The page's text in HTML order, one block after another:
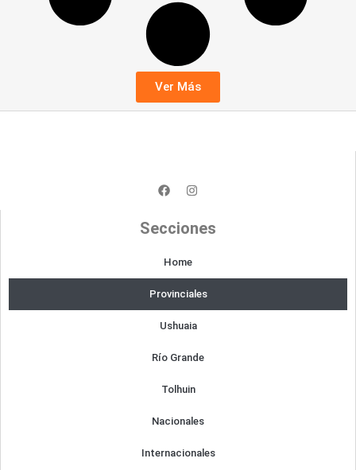
Ver Más
F
a
b
k
I
n
a
a
m
Secciones
Home
Provinciales
Ushuaia
Río Grande
Tolhuin
Nacionales
Internacionales